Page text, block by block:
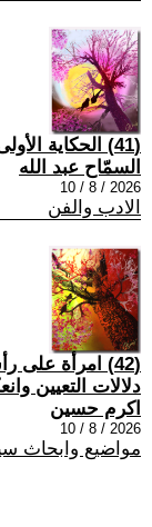
(41) الحكاية الأولى من سيرتي الذاتية، 26
السمّاح عبد الله
2026 / 8 / 10
الادب والفن
(42) امرأة
دلالات التعيين
اكرم حسين
2026 / 8 / 10
مواضيع وابحاث